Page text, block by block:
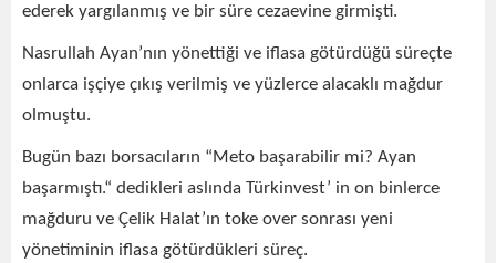
ederek yargılanmış ve bir süre cezaevine girmişti.
Nasrullah Ayan’nın yönettiği ve iflasa götürdüğü süreçte
onlarca işçiye çıkış verilmiş ve yüzlerce alacaklı mağdur
olmuştu.
Bugün bazı borsacıların “Meto başarabilir mi? Ayan
başarmıştı.“ dedikleri aslında Türkinvest’ in on binlerce
mağduru ve Çelik Halat’ın toke over sonrası yeni
yönetiminin iflasa götürdükleri süreç.